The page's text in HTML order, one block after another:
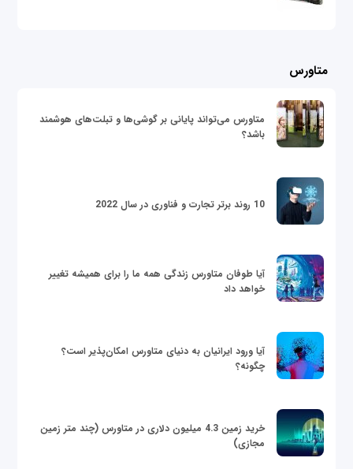
متاورس
متاورس می‌تواند پایانی بر گوشی‌ها و تبلت‌های هوشمند
باشد؟
10 روند برتر تجارت و فناوری در سال 2022
آیا طوفان متاورس زندگی همه ما را برای همیشه تغییر
خواهد داد
آیا ورود ایرانیان به دنیای متاورس امکان‌پذیر است؟
چگونه؟
خرید زمین 4.3 میلیون دلاری در متاورس (چند متر زمین
مجازی)